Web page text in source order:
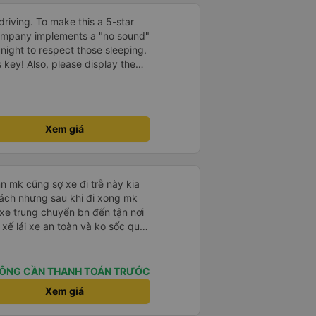
To make this a 5-star
implements a "no sound"
to respect those sleeping.
key! Also, please display the
cabin for convenience. I
quy định rõ ràng về việc giữ im
vào ban đêm để tránh làm
xe trong tương lai!
Xem giá
mk cũng sợ xe đi trễ này kia
nhưng sau khi đi xong mk
trung chuyển bn đến tận nơi
lái xe an toàn và ko sốc quá
nchung mk có đi sg vẫn
CẦN THANH TOÁN TRƯỚC
Xem giá